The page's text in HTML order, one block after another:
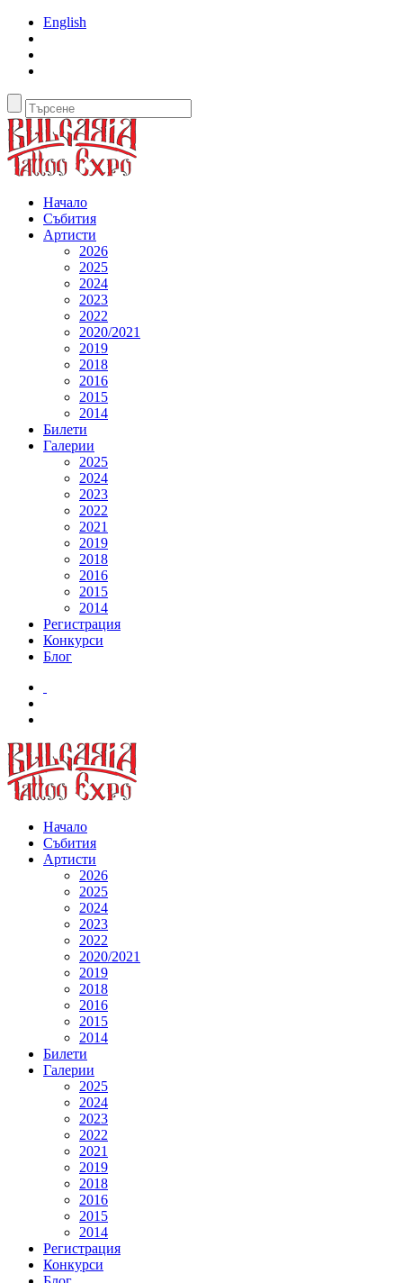
English
Начало
Събития
Артисти
2026
2025
2024
2023
2022
2020/2021
2019
2018
2016
2015
2014
Билети
Галерии
2025
2024
2023
2022
2021
2019
2018
2016
2015
2014
Регистрация
Конкурси
Блог
Начало
Събития
Артисти
2026
2025
2024
2023
2022
2020/2021
2019
2018
2016
2015
2014
Билети
Галерии
2025
2024
2023
2022
2021
2019
2018
2016
2015
2014
Регистрация
Конкурси